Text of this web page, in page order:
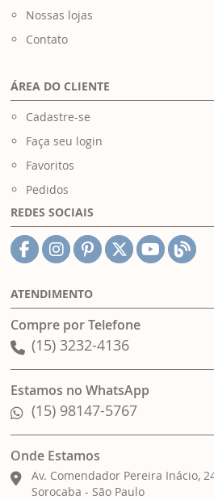
Nossas lojas
Contato
ÁREA DO CLIENTE
Cadastre-se
Faça seu login
Favoritos
Pedidos
REDES SOCIAIS
ATENDIMENTO
Compre por Telefone
(15) 3232-4136
Estamos no WhatsApp
(15) 98147-5767
Onde Estamos
Av. Comendador Pereira Inácio,
Sorocaba - São Paulo